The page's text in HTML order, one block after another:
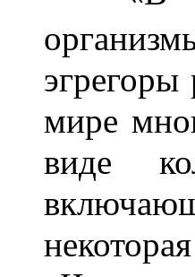
мире
виде